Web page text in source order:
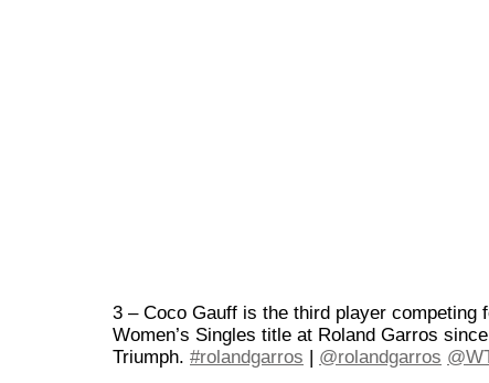
3 – Coco Gauff is the third player
Women’s Singles title at Roland Garros
Triumph. #rolandgarros | @rolandgarros